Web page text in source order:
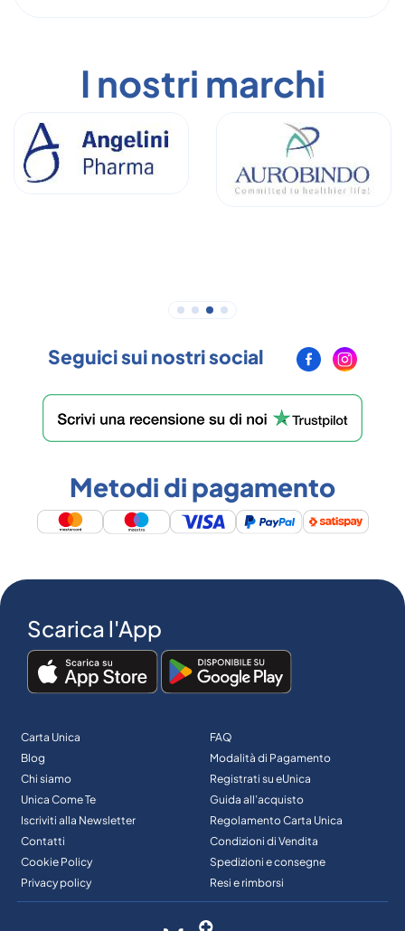
I nostri marchi
Seguici sui nostri social
Metodi di pagamento
Scarica l'App
Carta Unica
Blog
Chi siamo
Unica Come Te
Iscriviti alla Newsletter
Contatti
Cookie Policy
Privacy policy
FAQ
Modalità di Pagamento
Registrati su eUnica
Guida all’acquisto
Regolamento Carta Unica
Condizioni di Vendita
Spedizioni e consegne
Resi e rimborsi